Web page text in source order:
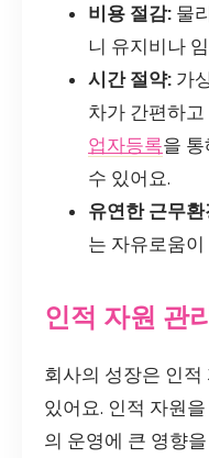
비용 절감: 물
니 유지비나
시간 절약: 가
차가 간편하고
업자등록을
수 있어요.
유연한 근무환
는 자유로움이
인적 자원 관
회사의 성장은 인적
있어요. 인적 자원
의 운영에 큰 영향